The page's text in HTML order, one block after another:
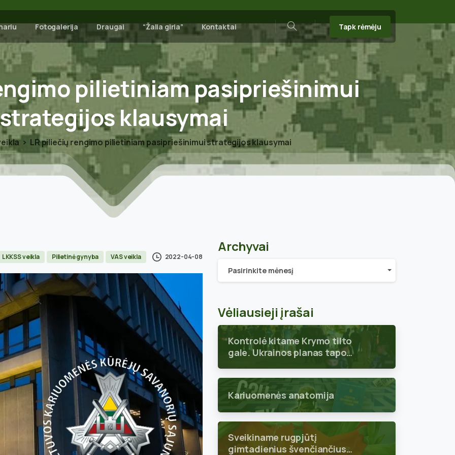
Fotogalerija Draugai “Žalia giria” Kontaktai
Search
Tapk rėmėju
pilietiniampasipriešinimui
klausymai
LR piliečių rengimo pilietiniam pasipriešinimui strategijos klausymai
LKKSS veikla Pilietinė gynyba VAS veikla 2022-04-08
Archyvai
Archyvai
Pasirinkite mėnesį
Vėliausieji įrašai
Kontrolė kitame Krymo tilto
gale. Ukrainos planas tapo
Kariuomenės anatomija
Sveikiname rugpjūtį
gimtadienius švenčiančius